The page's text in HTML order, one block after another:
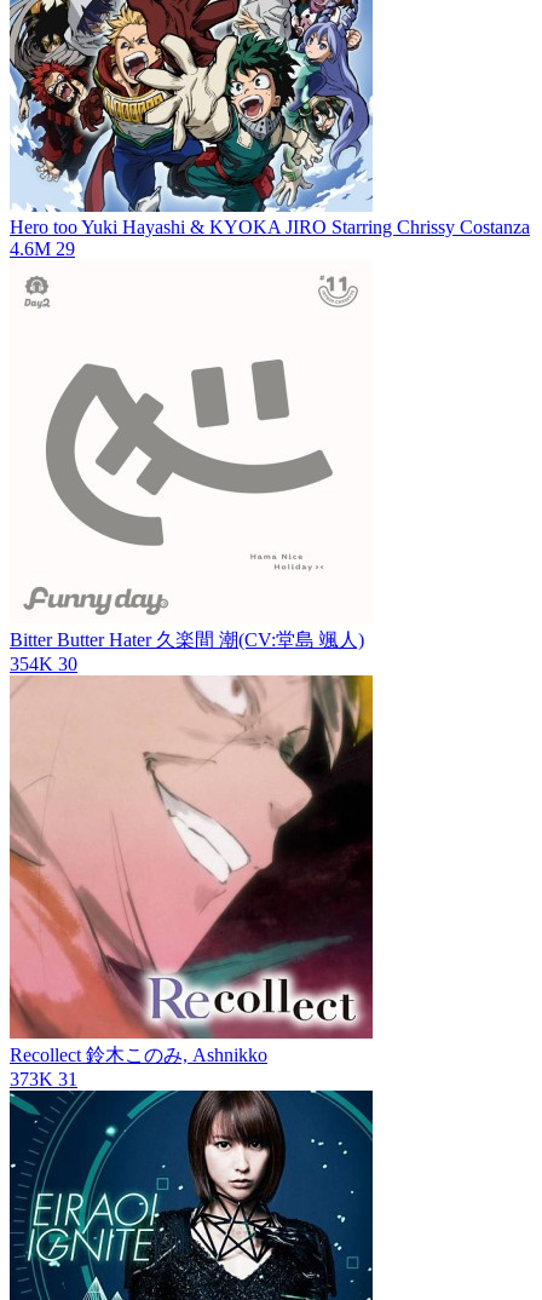
Hero tooYuki Hayashi & KYOKA JIRO Starring Chrissy Costanza
4.6M 29
Bitter Butter Hater 久楽間 潮(CV:堂島 颯人)
354K 30
Recollect 鈴木このみ, Ashnikko
373K 31